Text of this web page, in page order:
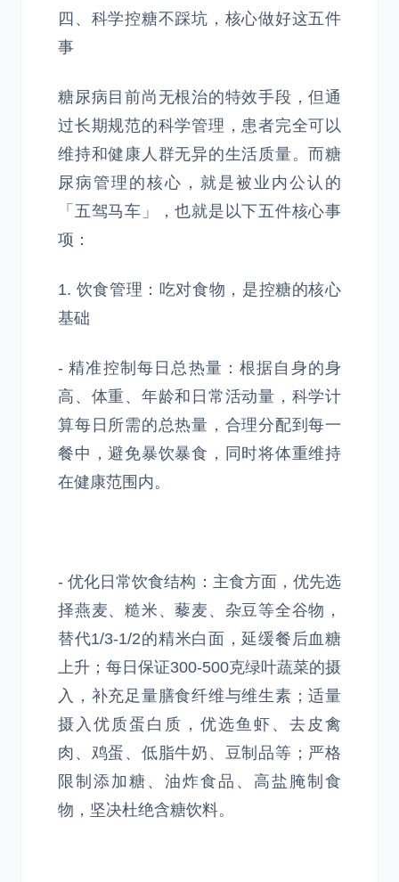
四、科学控糖不踩坑，核心做好这五件
事
糖尿病目前尚无根治的特效手段，但通
过长期规范的科学管理，患者完全可以
维持和健康人群无异的生活质量。而糖
尿病管理的核心，就是被业内公认的
「五驾马车」，也就是以下五件核心事
项：
1. 饮食管理：吃对食物，是控糖的核心
基础
- 精准控制每日总热量：根据自身的身
高、体重、年龄和日常活动量，科学计
算每日所需的总热量，合理分配到每一
餐中，避免暴饮暴食，同时将体重维持
在健康范围内。
- 优化日常饮食结构：主食方面，优先选
择燕麦、糙米、藜麦、杂豆等全谷物，
替代1/3-1/2的精米白面，延缓餐后血糖
上升；每日保证300-500克绿叶蔬菜的摄
入，补充足量膳食纤维与维生素；适量
摄入优质蛋白质，优选鱼虾、去皮禽
肉、鸡蛋、低脂牛奶、豆制品等；严格
限制添加糖、油炸食品、高盐腌制食
物，坚决杜绝含糖饮料。